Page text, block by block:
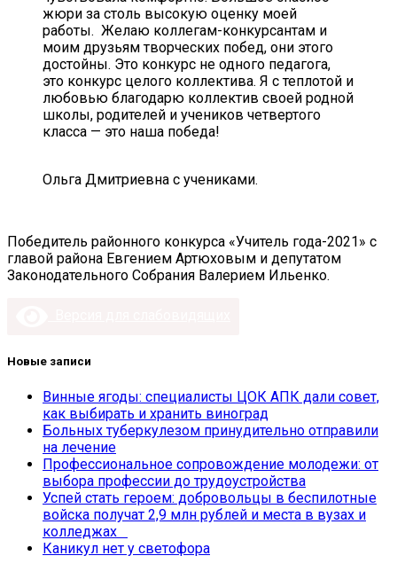
жюри за столь высокую оценку моей
работы. Желаю коллегам-конкурсантам и
моим друзьям творческих побед, они этого
достойны. Это конкурс не одного педагога,
это конкурс целого коллектива. Я с теплотой и
любовью благодарю коллектив своей родной
школы, родителей и учеников четвертого
класса — это наша победа!
Ольга Дмитриевна с учениками.
Победитель районного конкурса «Учитель года-2021» с
главой района Евгением Артюховым и депутатом
Законодательного Собрания Валерием Ильенко.
Новые записи
Винные ягоды: специалисты ЦОК АПК дали совет,
как выбирать и хранить виноград
Больных туберкулезом принудительно отправили
на лечение
Профессиональное сопровождение молодежи: от
выбора профессии до трудоустройства
Успей стать героем: добровольцы в беспилотные
войска получат 2,9 млн рублей и места в вузах и
колледжах
Каникул нет у светофора